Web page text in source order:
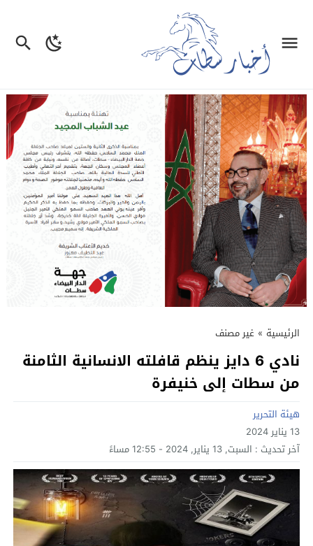
الرئيسية » غير مصنف
نادي 6 دايز ينظم قافلته الانسانية الثامنة
من سطات إلى خنيفرة
هيئة التحرير
13 يناير 2024
آخر تحديث : السبت, 13 يناير, 2024 - 12:55 مساءً